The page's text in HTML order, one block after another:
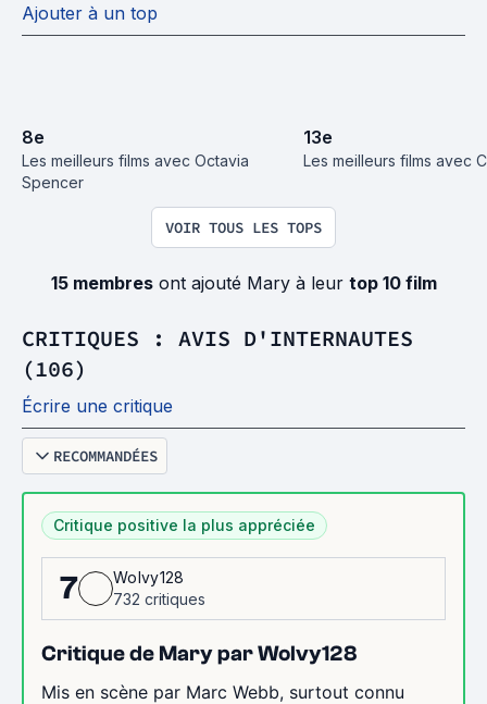
Ajouter à un top
8e
Les meilleurs films avec Octavia
Spencer
13e
Les meilleurs films avec
VOIR TOUS LES TOPS
15 membresont ajouté Mary à leur top 10 film
CRITIQUES : AVIS D'INTERNAUTES
(106)
Écrire une critique
RECOMMANDÉES
Critique positive la plus appréciée
7
Wolvy128
732 critiques
Critique de Mary par Wolvy128
Mis en scène par Marc Webb, surtout connu